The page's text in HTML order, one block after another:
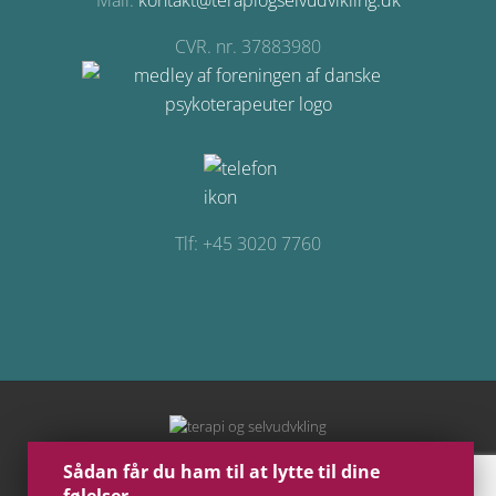
CVR. nr. 37883980
Tlf: +45 3020 7760
Footer
Copyright © 2026 · Terapi og Selvudvikling - Grafisk Design udviklet af
Sådan får du ham til at lytte til dine